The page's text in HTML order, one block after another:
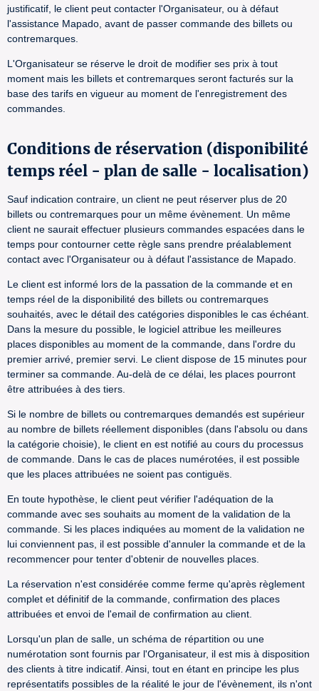
justificatif, le client peut contacter l'Organisateur, ou à défaut
l'assistance Mapado, avant de passer commande des billets ou
contremarques.
L'Organisateur se réserve le droit de modifier ses prix à tout
moment mais les billets et contremarques seront facturés sur la
base des tarifs en vigueur au moment de l'enregistrement des
commandes.
Conditions de réservation (disponibilité
temps réel - plan de salle - localisation)
Sauf indication contraire, un client ne peut réserver plus de 20
billets ou contremarques pour un même évènement. Un même
client ne saurait effectuer plusieurs commandes espacées dans le
temps pour contourner cette règle sans prendre préalablement
contact avec l'Organisateur ou à défaut l'assistance de Mapado.
Le client est informé lors de la passation de la commande et en
temps réel de la disponibilité des billets ou contremarques
souhaités, avec le détail des catégories disponibles le cas échéant.
Dans la mesure du possible, le logiciel attribue les meilleures
places disponibles au moment de la commande, dans l'ordre du
premier arrivé, premier servi. Le client dispose de 15 minutes pour
terminer sa commande. Au-delà de ce délai, les places pourront
être attribuées à des tiers.
Si le nombre de billets ou contremarques demandés est supérieur
au nombre de billets réellement disponibles (dans l'absolu ou dans
la catégorie choisie), le client en est notifié au cours du processus
de commande. Dans le cas de places numérotées, il est possible
que les places attribuées ne soient pas contiguës.
En toute hypothèse, le client peut vérifier l'adéquation de la
commande avec ses souhaits au moment de la validation de la
commande. Si les places indiquées au moment de la validation ne
lui conviennent pas, il est possible d'annuler la commande et de la
recommencer pour tenter d'obtenir de nouvelles places.
La réservation n'est considérée comme ferme qu'après règlement
complet et définitif de la commande, confirmation des places
attribuées et envoi de l'email de confirmation au client.
Lorsqu'un plan de salle, un schéma de répartition ou une
numérotation sont fournis par l'Organisateur, il est mis à disposition
des clients à titre indicatif. Ainsi, tout en étant en principe les plus
représentatifs possibles de la réalité le jour de l'évènement, ils n'ont